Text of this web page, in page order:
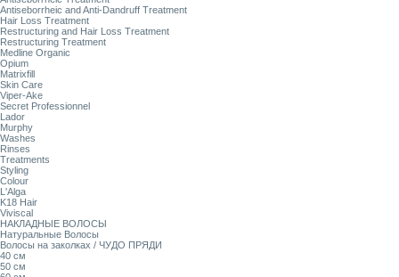
Antiseborrheic and Anti-Dandruff Treatment
Hair Loss Treatment
Restructuring and Hair Loss Treatment
Restructuring Treatment
Medline Organic
Opium
Matrixfill
Skin Care
Viper-Ake
Secret Professionnel
Lador
Murphy
Washes
Rinses
Treatments
Styling
Colour
L'Alga
K18 Hair
Viviscal
НАКЛАДНЫЕ ВОЛОСЫ
Натуральные Волосы
Волосы на заколках / ЧУДО ПРЯДИ
40 см
50 см